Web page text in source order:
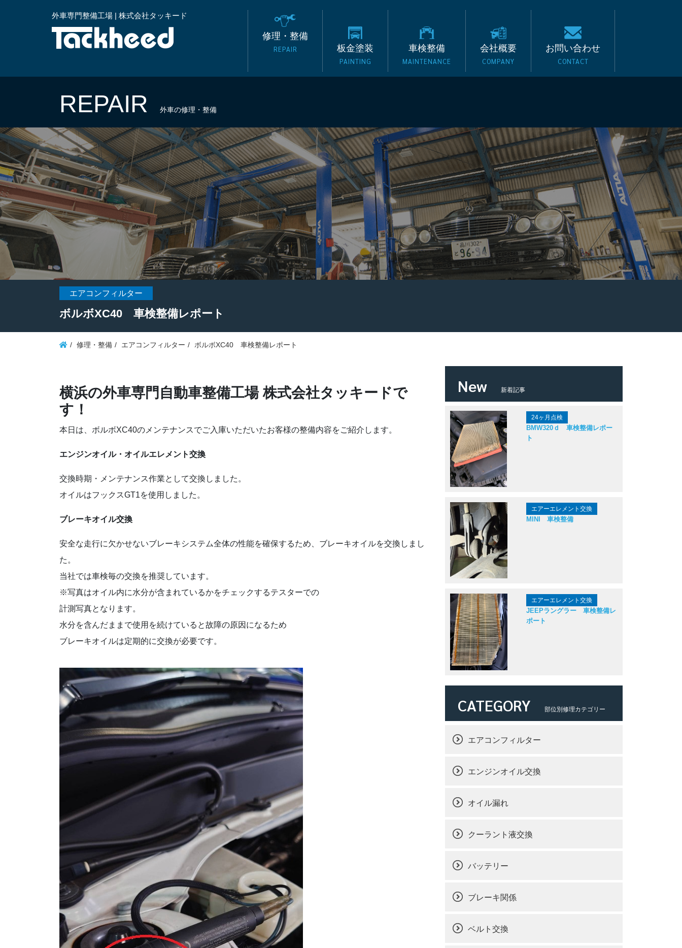
外車専門整備工場 | 株式会社タッキード
横浜の外車専門整備工場 タッキード｜BMW・ベンツ
修理・整備
REPAIR 板金塗装
PAINTING
車検整備
MAINTENANCE
会社概要
COMPANY
お問い合わせ
CONTACT
REPAIR 外車の修理・整備
エアコンフィルター
ボルボXC40 車検整備レポート
修理・整備 エアコンフィルター ボルボXC40 車検整備レポート
横浜の外車専門自動車整備工場 株式会社タッキードで
す！
本日は、ボルボXC40のメンテナンスでご入庫いただいたお客様の整備内容をご紹介します。
エンジンオイル・オイルエレメント交換
交換時期・メンテナンス作業として交換しました。
オイルはフックスGT1を使用しました。
ブレーキオイル交換
安全な走行に欠かせないブレーキシステム全体の性能を確保するため、ブレーキオイルを交換しまし
た。
当社では車検毎の交換を推奨しています。
※写真はオイル内に水分が含まれているかをチェックするテスターでの
計測写真となります。
水分を含んだままで使用を続けていると故障の原因になるため
ブレーキオイルは定期的に交換が必要です。
New 新着記事
24ヶ月点検
BMW320ｄ 車検整備レポー
ト
エアーエレメント交換
MINI 車検整備
エアーエレメント交換
JEEPラングラー 車検整備レ
ポート
CATEGORY 部位別修理カテゴリー
エアコンフィルター
エンジンオイル交換
オイル漏れ
クーラント液交換
バッテリー
ブレーキ関係
ベルト交換